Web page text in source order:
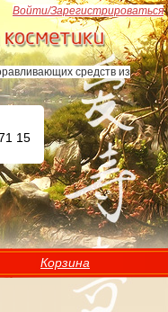
средств из
15
Корзина
Войти/Зарегистрироваться